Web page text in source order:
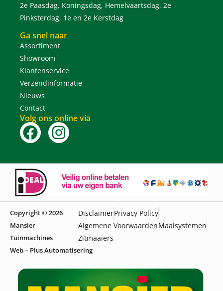
2e Paasdag, Koningsdag, Hemelvaartsdag, 2e
Pinksterdag, 1e en 2e Kerstdag
Ga snel naar
Assortiment
Showroom
Klantenservice
Verzendinformatie
Nieuws
Contact
Volg ons online via
Copyright © 2026
Mansier
Tuinmachines
DisclaimerPrivacy Policy
Algemene VoorwaardenMaaisystemen
Zitmaaiers
Web – Plus Automatisering